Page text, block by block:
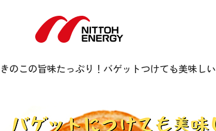
10月 15, 2024 12:00 amPublished by
【時短】旨味たっぷり！ きのこのアヒージ
きのこの旨味たっぷり！バゲットつけても美味しい